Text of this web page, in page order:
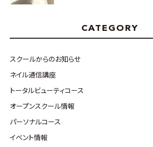
CATEGORY
スクールからのお知らせ
ネイル通信講座
トータルビューティコース
オープンスクール情報
パーソナルコース
イベント情報